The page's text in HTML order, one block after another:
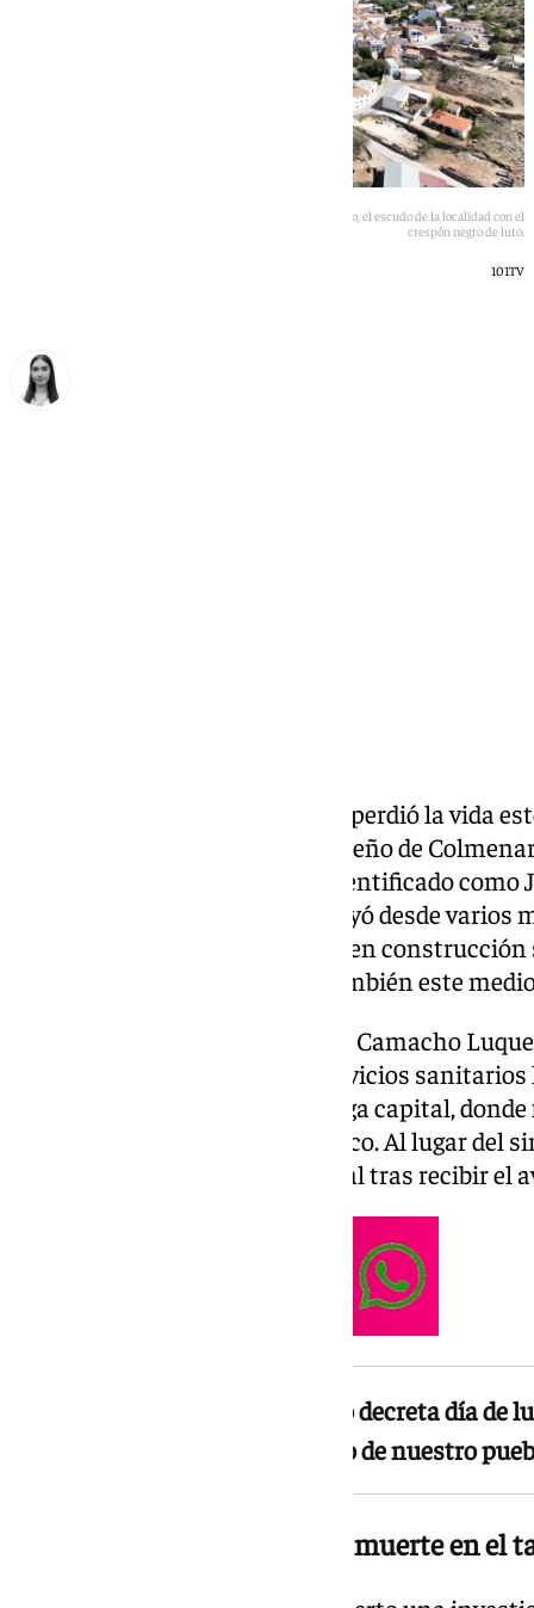
Vista panorámica del municipio de Alfarnatejo y en el círculo, el escudo de la localidad con el
crespón negro de luto.
101TV
Un operario de la construcción perdió la vida
situada en el municipio malagueño de
de la Axarquía. El trabajador, identificado como
años y vecino de Alfarnatejo, cayó desde
unas escaleras de un inmueble en
adelantó Sur y pudo conocer también este
Como consecuencia de la caída, Camacho
craneoencefálico grave. Los servicios
un centro hospitalario de Málaga capital,
los esfuerzos del personal médico. Al lugar del
Guardia Civil y de la Policía Local tras recibir el
El Ayuntamiento de Alfarnatejo decreta día de
D. Jorge Camacho Luque, vecino de nuestro
Investigación abierta: sexta muerte en el